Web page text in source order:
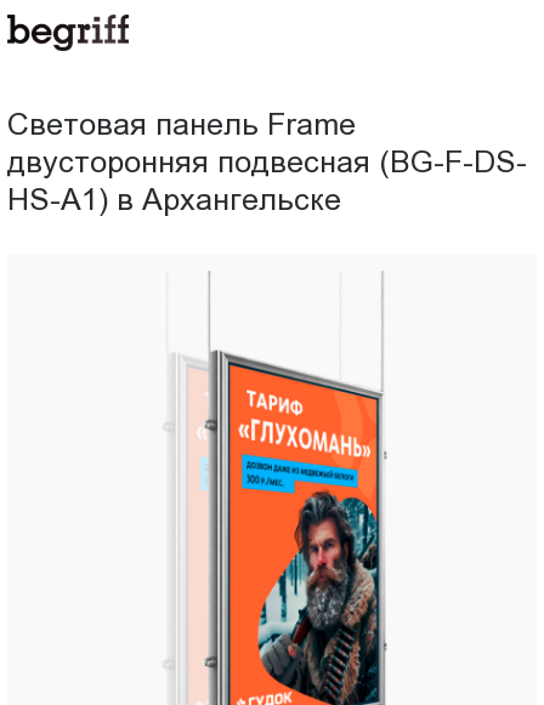
Световая
Frame
двусторонняя
Архангельске
Световая панель Frame
двусторонняя подвесная (BG-F-DS-
HS-A1) в Архангельске
ООО
"Компания
Свердловская
обл.
620016
г.